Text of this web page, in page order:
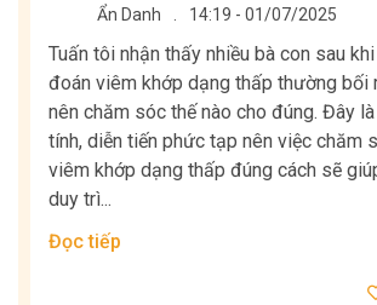
Ẩn Danh 14:19 - 01/07/2025
Tuấn tôi nhận thấy nhiều bà con sau
đoán viêm khớp dạng thấp thường bối
nên chăm sóc thế nào cho đúng. Đây
tính, diễn tiến phức tạp nên việc chăm
viêm khớp dạng thấp đúng cách sẽ
duy trì...
Đọc tiếp